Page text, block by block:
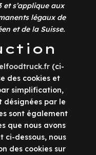
s’applique aux
légaux de
et de la Suisse.
(ci-
des cookies et
simplification,
désignées par le
sont également
que nous avons
ci-dessous, nous
des cookies sur